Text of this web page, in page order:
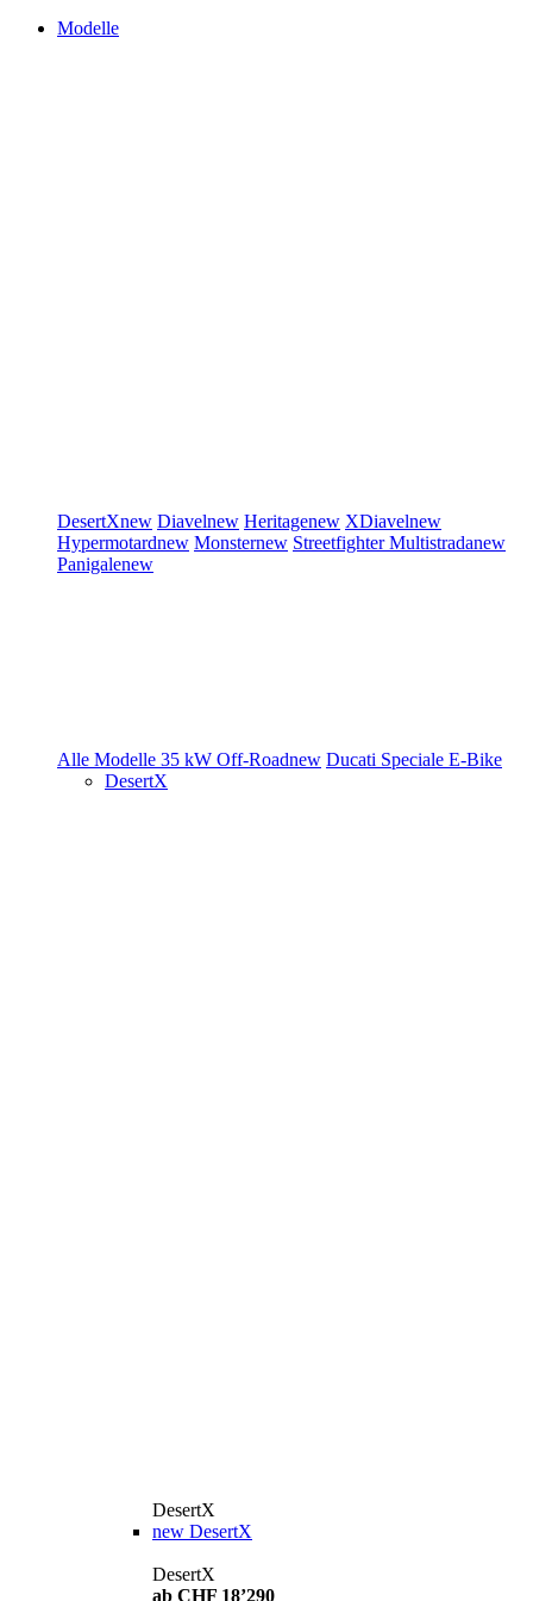
Modelle
DesertXnew Diavelnew Heritagenew XDiavelnew
Hypermotardnew Monsternew StreetfighterMultistradanew
Panigalenew
Alle Modelle 35 kW Off-Roadnew Ducati Speciale E-Bike
DesertX
DesertX
new DesertX
DesertX
ab CHF 18’290